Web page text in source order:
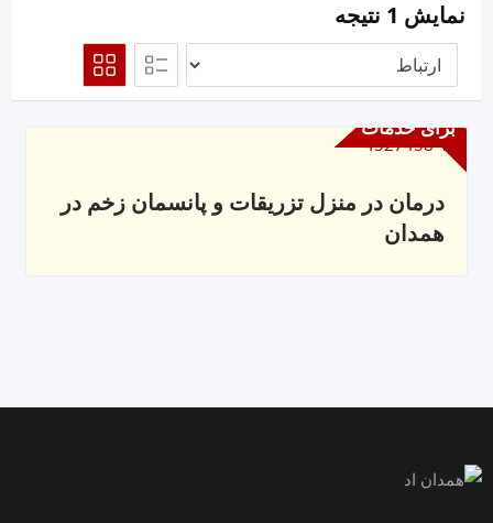
نمایش 1 نتیجه
برای خدمات
درمان در منزل تزریقات و پانسمان زخم در
همدان